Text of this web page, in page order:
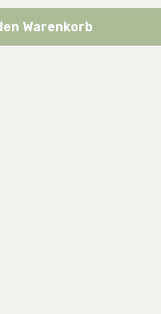
Wert
Warenkorb